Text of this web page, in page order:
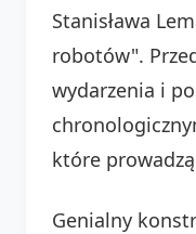
Stanisława
robotów".
wydarzenia i
które
Genialny